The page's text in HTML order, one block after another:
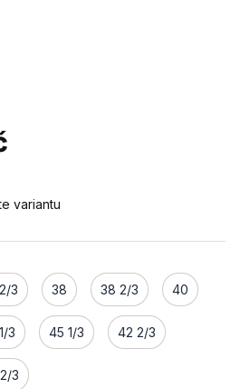
3 38 38 2/3 40
3 45 1/3 42 2/3
3
variantu